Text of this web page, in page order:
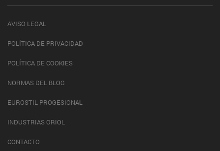
AVISO LEGAL
POLÍTICA DE PRIVACIDAD
POLÍTICA DE COOKIES
NORMAS DEL BLOG
EUROSTIL PROGESIONAL
INDUSTRIAS ORIOL
CONTACTO